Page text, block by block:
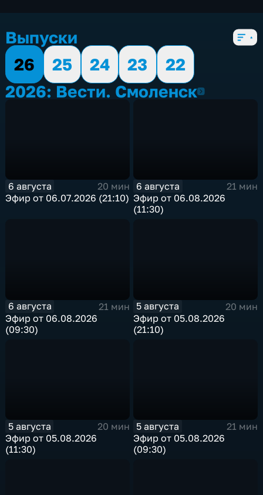
Выпуски
26
25 24 23
22
2026: Вести. Смоленск2026
6 августа
20 мин
Эфир от 06.07.2026 (21:10)
6 августа
21 мин
Эфир от 06.08.2026
(11:30)
6 августа
21 мин
Эфир от 06.08.2026
(09:30)
5 августа
20 мин
Эфир от 05.08.2026
(21:10)
5 августа
20 мин
Эфир от 05.08.2026
(11:30)
5 августа
21 мин
Эфир от 05.08.2026
(09:30)